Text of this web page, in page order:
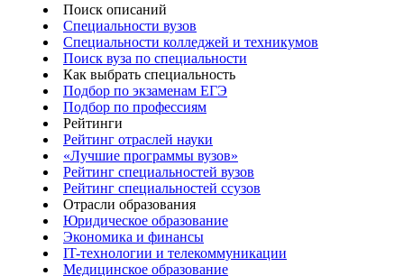
Поиск описаний
Специальности вузов
Специальности колледжей и техникумов
Поиск вуза по специальности
Как выбрать специальность
Подбор по экзаменам ЕГЭ
Подбор по профессиям
Рейтинги
Рейтинг отраслей науки
«Лучшие программы вузов»
Рейтинг специальностей вузов
Рейтинг специальностей ссузов
Отрасли образования
Юридическое образование
Экономика и финансы
IT-технологии и телекоммуникации
Медицинское образование